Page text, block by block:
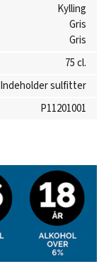
Kylling
Gris
Gris
75 cl.
Indeholder sulfitter
P11201001